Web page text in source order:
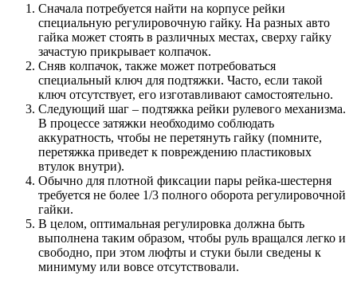
Сначала потребуется найти на корпусе рейки
специальную регулировочную гайку. На разных авто
гайка может стоять в различных местах, сверху гайку
зачастую прикрывает колпачок.
Сняв колпачок, также может потребоваться
специальный ключ для подтяжки. Часто, если такой
ключ отсутствует, его изготавливают самостоятельно.
Следующий шаг – подтяжка рейки рулевого механизма.
В процессе затяжки необходимо соблюдать
аккуратность, чтобы не перетянуть гайку (помните,
перетяжка приведет к повреждению пластиковых
втулок внутри).
Обычно для плотной фиксации пары рейка-шестерня
требуется не более 1/3 полного оборота регулировочной
гайки.
В целом, оптимальная регулировка должна быть
выполнена таким образом, чтобы руль вращался легко и
свободно, при этом люфты и стуки были сведены к
минимуму или вовсе отсутствовали.